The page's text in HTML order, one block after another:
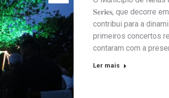
𝐒𝐞𝐫𝐢𝐞𝐬, que decorre
contribui para a
primeiros concertos
contaram com a
Ler mais